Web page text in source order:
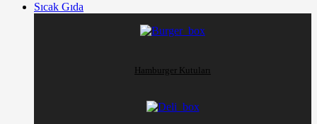
Sıcak Gıda
Hamburger Kutuları